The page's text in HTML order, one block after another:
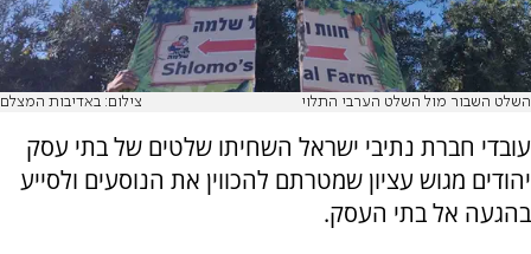
השלט השבור מול השלט הערבי התלוי צילום: באדיבות המצלם
עובדי חברת נתיבי ישראל השחיתו שלטים של בתי עסק
יהודים מגוש עציון שמטרתם להכווין את הנוסעים ולסייע
בהגעה אל בתי העסק.